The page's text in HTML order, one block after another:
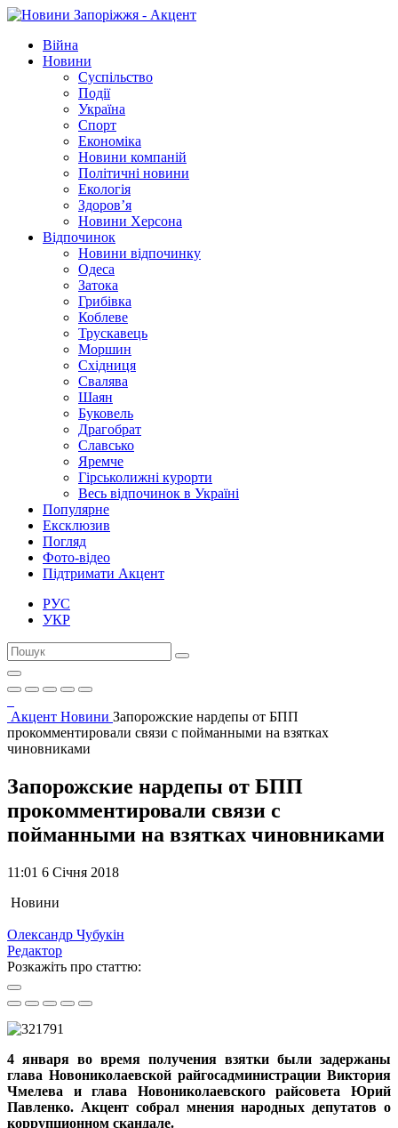
Війна
Новини
Суспільство
Події
Україна
Спорт
Економіка
Новини компаній
Політичні новини
Екологія
Здоров’я
Новини Херсона
Відпочинок
Новини відпочинку
Одеса
Затока
Грибівка
Коблеве
Трускавець
Моршин
Східниця
Свалява
Шаян
Буковель
Драгобрат
Славсько
Яремче
Гірськолижні курорти
Весь відпочинок в Україні
Популярне
Ексклюзив
Погляд
Фото-відео
Підтримати Акцент
РУС
УКР
Акцент Новини Запорожские нардепы от БПП
прокомментировали связи с пойманными на взятках
чиновниками
Запорожские нардепы от БПП
прокомментировали связи с
пойманными на взятках чиновниками
11:01 6 Січня 2018
Новини
Олександр Чубукін
Редактор
Розкажіть про статтю:
4 января во время получения взятки были задержаны
глава Новониколаевской райгосадминистрации Виктория
Чмелева и глава Новониколаевского райсовета Юрий
Павленко. Акцент собрал мнения народных депутатов о
коррупционном скандале.